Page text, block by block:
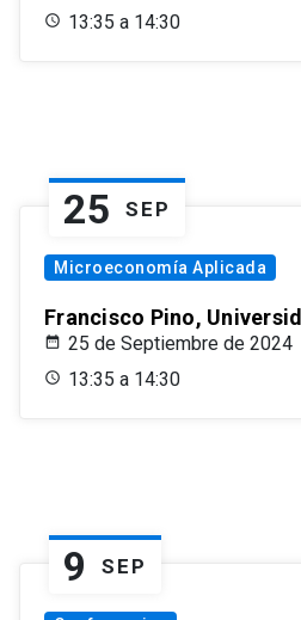
13:35 a 14:30
25 SEP
Microeconomía Aplicada
Francisco Pino,
25 de Septiembre de 2024
13:35 a 14:30
9 SEP